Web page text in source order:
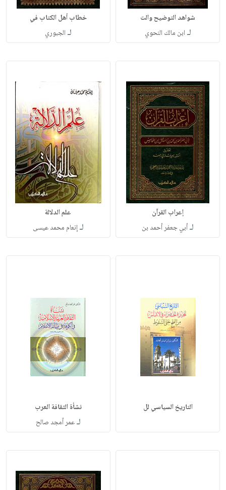
شواهد التوضيح والت
لـ ابن مالك النحوي
خطاب أهل الكتاب في
لـ الجبوري
إعراب القرآن
لـأبي جعفر أحمد بن
علم الدلالة
لـإنعام محمد عيسى
التاريخ السياسي لل نشأة الثقافة العرب
لـعمر أمجد صالح